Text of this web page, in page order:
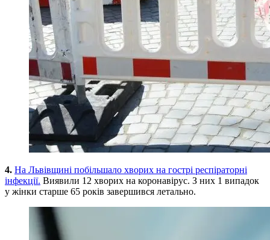
4. На Львівщині побільшало хворих на гострі респіраторні
інфекції. Виявили 12 хворих на коронавірус. З них 1 випадок
у жінки старше 65 років завершився летально.